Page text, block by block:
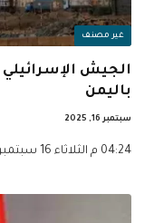
غير مصنف
الجيش الإسرائيلي
باليمن
سبتمبر 16, 2025
04:24 م الثلاثاء 16 سبتمبر 2025 وكالات قالت إذاعة الجيش…